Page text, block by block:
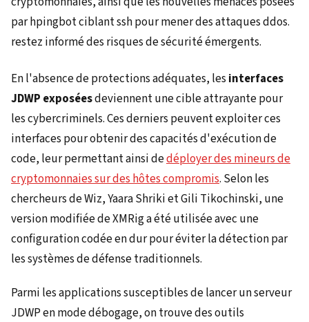
En l'absence de protections adéquates, les interfaces
JDWP exposéesdeviennent une cible attrayante pour
les cybercriminels. Ces derniers peuvent exploiter ces
interfaces pour obtenir des capacités d'exécution de
code, leur permettant ainsi dedéployer des mineurs de
cryptomonnaies sur des hôtes compromis. Selon les
chercheurs de Wiz, Yaara Shriki et Gili Tikochinski, une
version modifiée de XMRig a été utilisée avec une
configuration codée en dur pour éviter la détection par
les systèmes de défense traditionnels.
Parmi les applications susceptibles de lancer un serveur
JDWP en mode débogage, on trouve des outils